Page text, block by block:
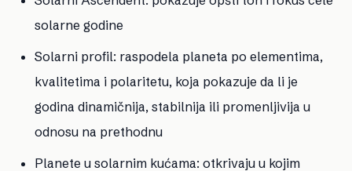
solarne godine
Solarni profil: raspodela planeta po elementima,
kvalitetima i polaritetu, koja pokazuje da li je
godina dinamičnija, stabilnija ili promenljivija u
odnosu na prethodnu
Planete u solarnim kućama: otkrivaju u kojim